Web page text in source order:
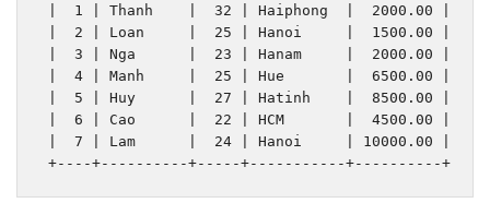
1 Thanh 32 Haiphong 2000.00
2 Loan 25 Hanoi 1500.00
3 Nga 23 Hanam 2000.00
4 Manh 25 Hue 6500.00
5 Huy 27 Hatinh 8500.00
6 Cao 22 HCM 4500.00
7 Lam 24 Hanoi 10000.00
+----+----------+-----+-----------+----------+